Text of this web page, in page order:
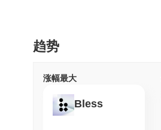
趋势
涨幅最大
Bless